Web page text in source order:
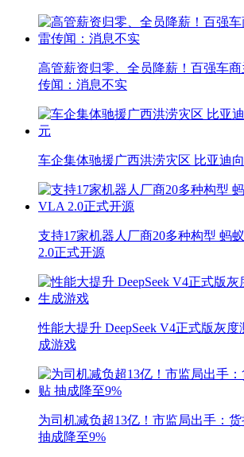
高管薪资归零、全员降薪！百强车
传闻：消息不实
车企集体驰援广西洪涝灾区 比亚迪
支持17家机器人厂商20多种构型 蚂
2.0正式开源
性能大提升 DeepSeek V4正式版灰
成游戏
为司机减负超13亿！市监局出手：
抽成降至9%